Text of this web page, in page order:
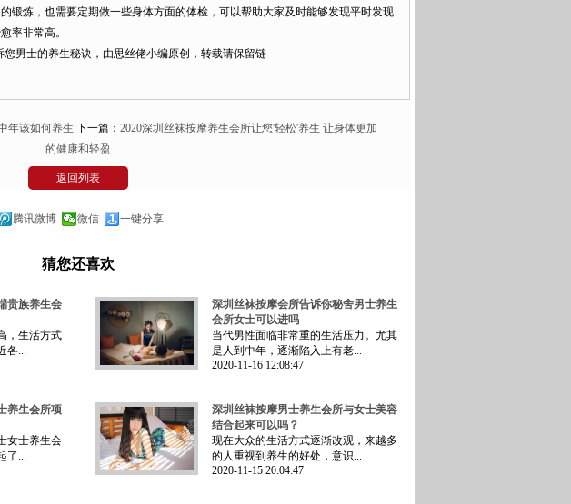
炼，也需要定期做一些身体方面的体检，可以帮助大家及时能够发现平时发现
率非常高。
男士的养生秘诀，由思丝佬小编原创，转载请保留链
年该如何养生 下一篇： 2020深圳丝袜按摩养生会所让您'轻松'养生 让身体更加
的健康和轻盈
返回列表
腾讯微博 微信 一键分享
猜您还喜欢
贵族养生会
，生活方式
...
深圳丝袜按摩会所告诉你秘舍男士养生
会所女士可以进吗
当代男性面临非常重的生活压力。尤其
是人到中年，逐渐陷入上有老...
2020-11-16 12:08:47
养生会所项
女士养生会
...
深圳丝袜按摩男士养生会所与女士美容
结合起来可以吗？
现在大众的生活方式逐渐改观，来越多
的人重视到养生的好处，意识...
2020-11-15 20:04:47